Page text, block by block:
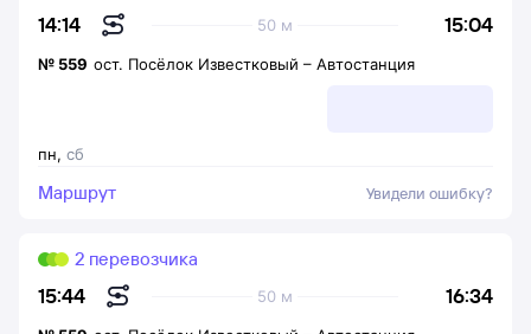
14:14 15:04
50 м
пн, сб
№ 559 ост. Посёлок Известковый – Автостанция
Маршрут Увидели ошибку?
15:44 16:34
50 м
2 перевозчика